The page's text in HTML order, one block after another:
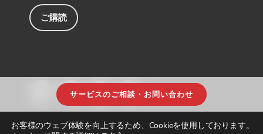
ご購読
サービスのご相談・お問い合わせ
お客様のウェブ体験を向上するため、Cookieを使用しております。